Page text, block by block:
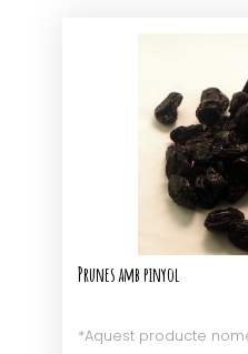
Prunes amb pinyol
*Aquest producte